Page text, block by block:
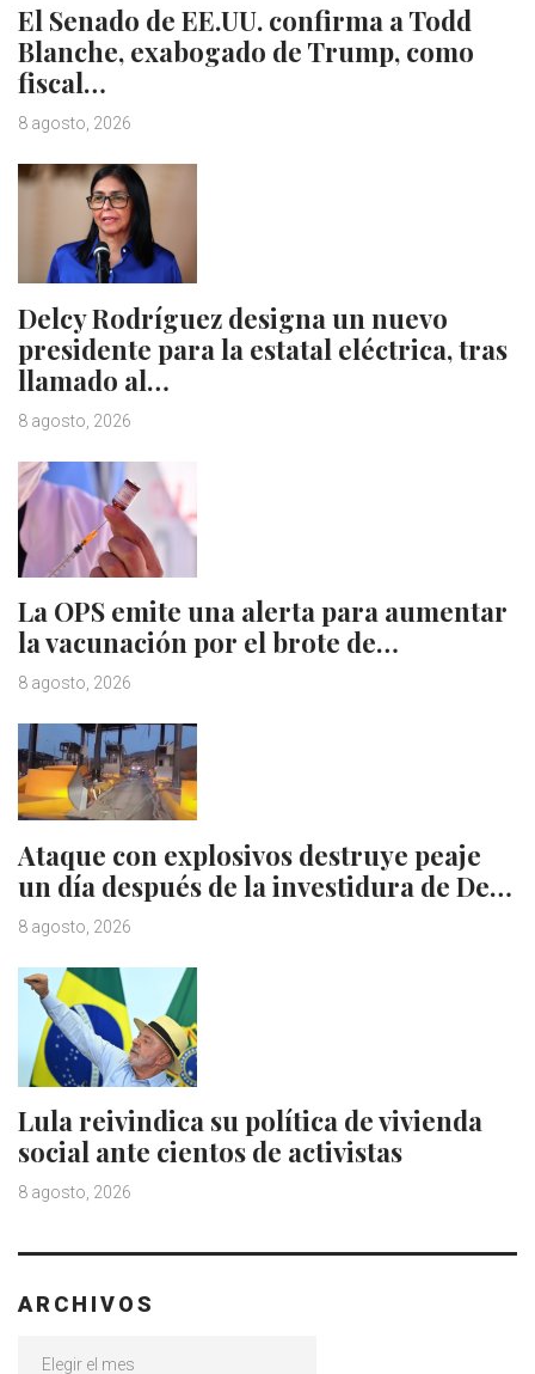
El Senado de EE.UU. confirma a Todd
Blanche, exabogado de Trump, como
fiscal…
8 agosto, 2026
Delcy Rodríguez designa un nuevo
presidente para la estatal eléctrica, tras
llamado al…
8 agosto, 2026
La OPS emite una alerta para aumentar
la vacunación por el brote de…
8 agosto, 2026
Ataque con explosivos destruye peaje
un día después de la investidura de De…
8 agosto, 2026
Lula reivindica su política de vivienda
social ante cientos de activistas
8 agosto, 2026
ARCHIVOS